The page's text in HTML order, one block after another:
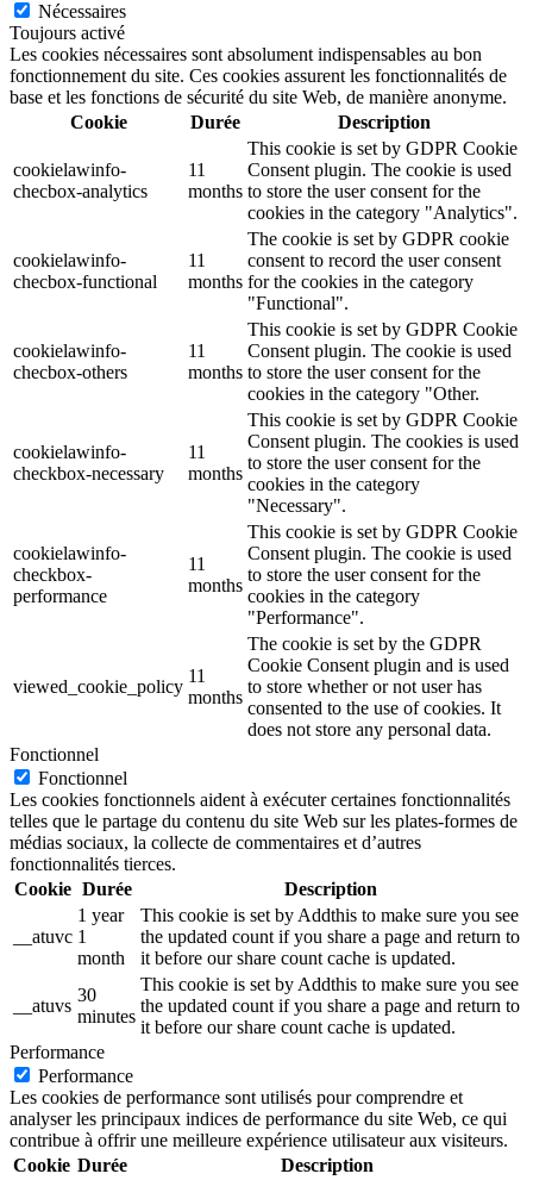
Nécessaires
Toujours activé
Les cookies nécessaires sont absolument indispensables au bon
fonctionnement du site. Ces cookies assurent les fonctionnalités de
base et les fonctions de sécurité du site Web, de manière anonyme.
Cookie
Durée Description
cookielawinfo-
checbox-analytics
11
months
This cookie is set by GDPR Cookie
Consent plugin. The cookie is used
to store the user consent for the
cookies in the category "Analytics".
cookielawinfo-
checbox-functional
11
months
The cookie is set by GDPR cookie
consent to record the user consent
for the cookies in the category
"Functional".
cookielawinfo-
checbox-others
11
months
This cookie is set by GDPR Cookie
Consent plugin. The cookie is used
to store the user consent for the
cookies in the category "Other.
cookielawinfo-
checkbox-necessary
11
months
This cookie is set by GDPR Cookie
Consent plugin. The cookies is used
to store the user consent for the
cookies in the category
"Necessary".
cookielawinfo-
checkbox-
performance
11
months
This cookie is set by GDPR Cookie
Consent plugin. The cookie is used
to store the user consent for the
cookies in the category
"Performance".
viewed_cookie_policy
11
months
The cookie is set by the GDPR
Cookie Consent plugin and is used
to store whether or not user has
consented to the use of cookies. It
does not store any personal data.
Fonctionnel
Fonctionnel
Les cookies fonctionnels aident à exécuter certaines fonctionnalités
telles que le partage du contenu du site Web sur les plates-formes de
médias sociaux, la collecte de commentaires et d’autres
fonctionnalités tierces.
Cookie Durée Description
__atuvc
1 year
1
month
This cookie is set by Addthis to make sure you see
the updated count if you share a page and return to
it before our share count cache is updated.
__atuvs
30
minutes
This cookie is set by Addthis to make sure you see
the updated count if you share a page and return to
it before our share count cache is updated.
Performance
Performance
Les cookies de performance sont utilisés pour comprendre et
analyser les principaux indices de performance du site Web, ce qui
contribue à offrir une meilleure expérience utilisateur aux visiteurs.
Cookie Durée Description